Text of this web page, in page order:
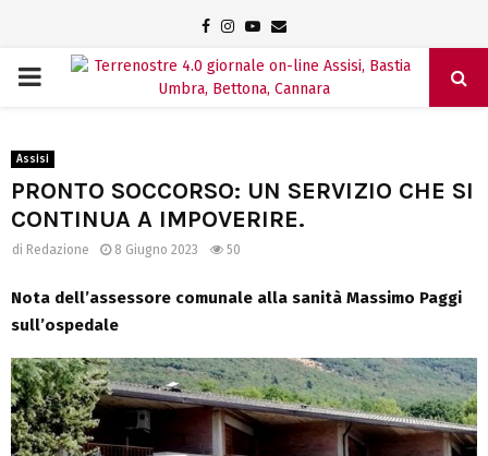
Facebook
Instagram
Youtube
Email
PRIMARY
Assisi
PRONTO SOCCORSO: UN SERVIZIO CHE SI
CONTINUA A IMPOVERIRE.
di Redazione 8 Giugno 2023 50
Nota dell’assessore comunale alla sanità Massimo Paggi
sull’ospedale